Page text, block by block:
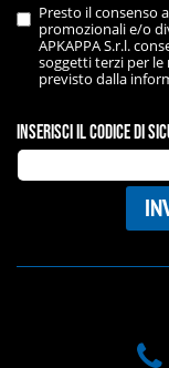
Presto il consenso
promozionali e/o
APKAPPA S.r.l.
soggetti terzi per
previsto dalla
Inserisci il codice di